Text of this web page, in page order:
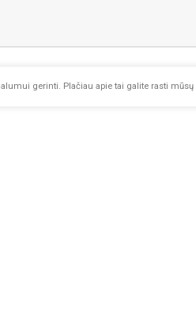
gerinti. Plačiau apie tai galite rasti mūsų